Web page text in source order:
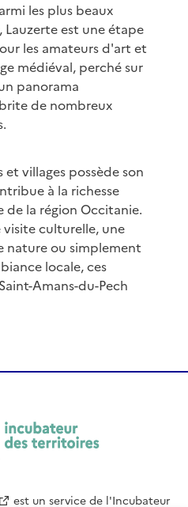
les plus beaux
Lauzerte est une étape
les amateurs d'art et
médiéval, perché sur
panorama
de nombreux
et villages possède son
à la richesse
la région Occitanie.
culturelle, une
nature ou simplement
locale, ces
Amans-du-Pech
est un service de l'Incubateur